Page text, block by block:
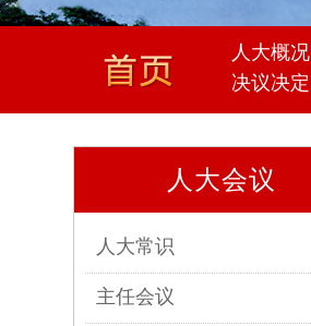
人大概况
决议决定
人大会议
人大常识
主任会议